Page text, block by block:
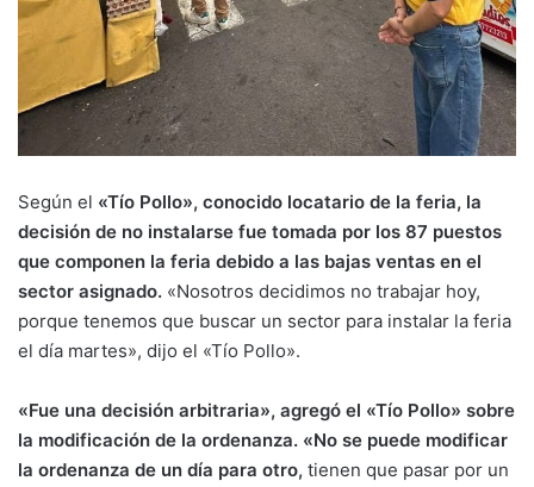
Según el «Tío Pollo», conocido locatario de la feria, la
decisión de no instalarse fue tomada por los 87 puestos
que componen la feria debido a las bajas ventas en el
sector asignado. «Nosotros decidimos no trabajar hoy,
porque tenemos que buscar un sector para instalar la feria
el día martes», dijo el «Tío Pollo».
«Fue una decisión arbitraria», agregó el «Tío Pollo» sobre
la modificación de la ordenanza. «No se puede modificar
la ordenanza de un día para otro, tienen que pasar por un